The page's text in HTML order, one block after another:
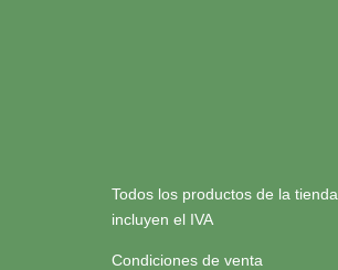
Todos los productos de la tienda
incluyen el IVA
Condiciones de venta